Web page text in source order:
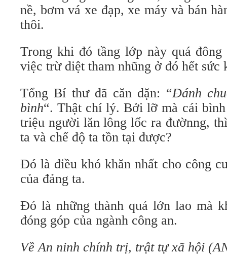
nề, bơm vá xe đạp, xe máy và bán
thôi.
Trong khi đó tầng lớp này quá
việc trừ diệt tham nhũng ở đó hết sức
Tổng Bí thư đã căn dặn: “Đánh
bình“. Thật chí lý. Bởi lỡ mà cái
triệu người lăn lông lốc ra đườnng,
ta và chế độ ta tồn tại được?
Đó là điều khó khăn nhất cho công
của đảng ta.
Đó là những thành quả lớn lao mà
đóng góp của ngành công an.
Về An ninh chính trị, trật tự xã hội